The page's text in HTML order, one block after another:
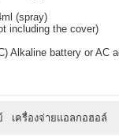
(spray)
including the cover)
Alkaline battery or AC
เครื่องจ่ายแอลกอฮอล์